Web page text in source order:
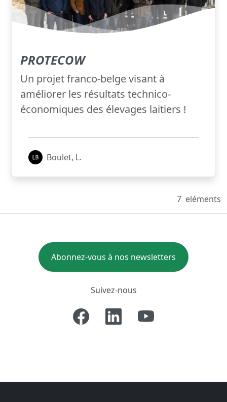
PROTECOW
Un projet franco-belge visant à
améliorer les résultats technico-
économiques des élevages laitiers !
Boulet, L.
7 eléments
Abonnez-vous à nos newsletters
Suivez-nous